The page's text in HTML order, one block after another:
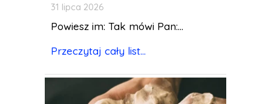
31 lipca 2026
Powiesz im: Tak mówi Pan:...
Przeczytaj cały list...